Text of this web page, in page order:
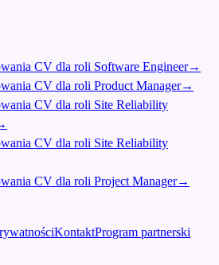
CV dla roli Software Engineer→
CV dla roli Product Manager→
CV dla roli Site Reliability
CV dla roli Site Reliability
CV dla roli Project Manager→
KontaktProgram partnerski